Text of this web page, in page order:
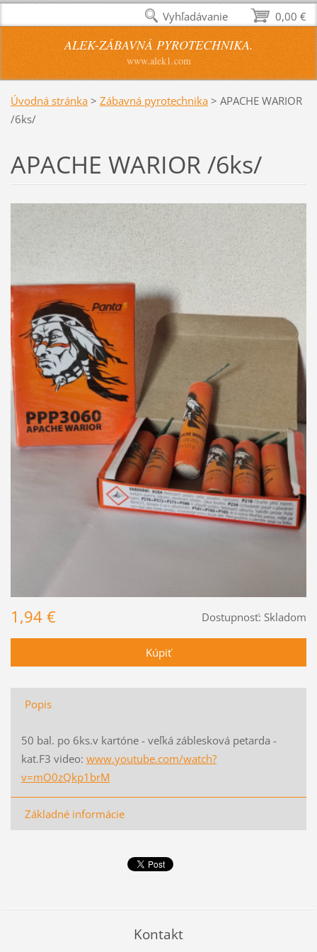
ALEK-ZÁBAVNÁ PYROTECHNIKA.
www.alek1.com
Úvodná stránka > Zábavná pyrotechnika > APACHE WARIOR
/6ks/
APACHE WARIOR /6ks/
Dostupnosť: Skladom
1,94 €
Popis
50 bal. po 6ks.v kartóne - veľká záblesková petarda -
kat.F3 video: www.youtube.com/watch?
v=mO0zQkp1brM
Základné informácie
Kontakt
0,00 €
Vyhľadávanie